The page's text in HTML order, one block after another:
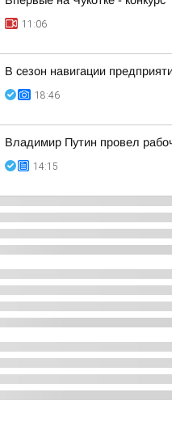
11:06
В сезон навигации
18:46
Владимир Путин провел
14:15